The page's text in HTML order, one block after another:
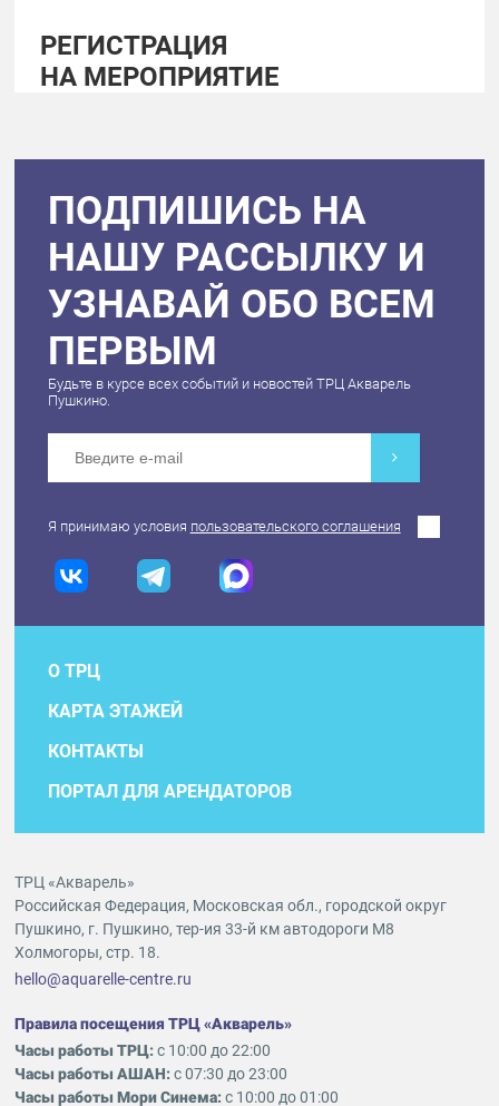
РЕГИСТРАЦИЯ
НА МЕРОПРИЯТИЕ
ПОДПИШИСЬ НА
НАШУ РАССЫЛКУ И
УЗНАВАЙ ОБО ВСЕМ
ПЕРВЫМ
Будьте в курсе всех событий и новостей ТРЦ Акварель
Пушкино.
Я принимаю условия пользовательского соглашения
О ТРЦ
КАРТА ЭТАЖЕЙ
КОНТАКТЫ
ПОРТАЛ ДЛЯ АРЕНДАТОРОВ
ТРЦ «Акварель»
Российская Федерация, Московская обл., городской округ
Пушкино, г. Пушкино, тер-ия 33-й км автодороги М8
Холмогоры, стр. 18.
hello@aquarelle-centre.ru
Правила посещения ТРЦ «Акварель»
Часы работы ТРЦ:с 10:00 до 22:00
Часы работы АШАН:с 07:30 до 23:00
Часы работы Мори Синема:с 10:00 до 01:00